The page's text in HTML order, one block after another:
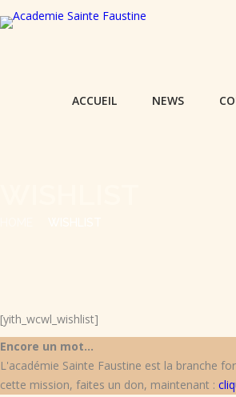
ACCUEIL NEWS
[yith_wcwl_wishlist]
Encore un mot...
L'académie Sainte Faustine est la branche
cette mission, faites un don, maintenant :